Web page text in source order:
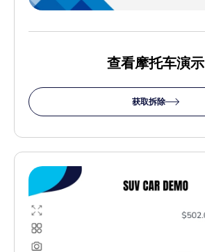
查看摩托车演示
获取拆除